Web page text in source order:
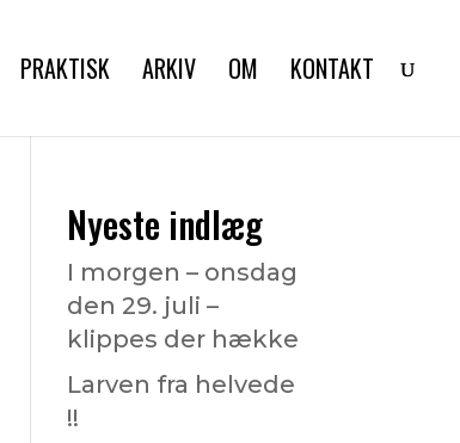
PRAKTISK ARKIV OM KONTAKT
Nyeste indlæg
I morgen – onsdag
den 29. juli –
klippes der hække
Larven fra helvede
!!